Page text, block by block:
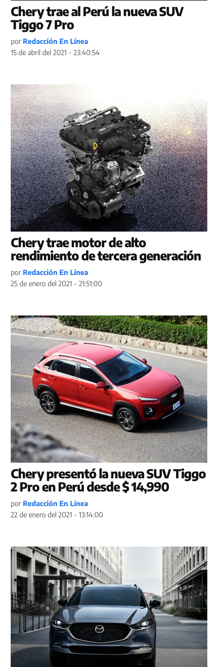
Chery trae al Perú la nueva SUV
Tiggo 7 Pro
por Redacción En Línea
15 de abril del 2021 - 23:40:54
Chery trae motor de alto
rendimiento de tercera generación
por Redacción En Línea
25 de enero del 2021 - 21:51:00
Chery presentó la nueva SUV Tiggo
2 Pro en Perú desde $ 14,990
por Redacción En Línea
22 de enero del 2021 - 13:14:00